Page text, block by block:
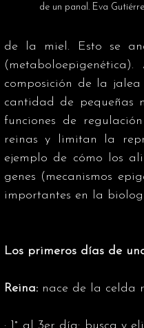
de un panal. Eva
de la miel. Esto se
composición de la
cantidad de pequeñas
funciones de
reinas y limitan la
ejemplo de cómo los
genes (mecanismos
importantes en la
Los primeros días de
Reina: nace de la celda